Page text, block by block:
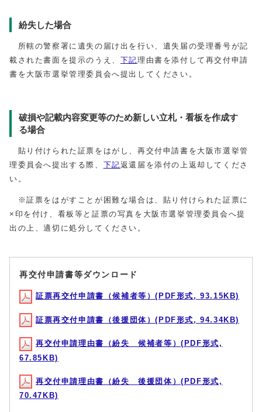
紛失した場合
所轄の警察署に遺失の届け出を行い、遺失届の受理番号が記
載された書面を提示のうえ、 下記理由書を添付して再交付申請
書を大阪市選挙管理委員会へ提出してください。
破損や記載内容変更等のため新しい立札・看板を作成す
る場合
貼り付けられた証票をはがし、再交付申請書を大阪市選挙管
理委員会へ提出する際、 下記返還届を添付の上返却してくださ
い。
※証票をはがすことが困難な場合は、貼り付けられた証票に
×印を付け、看板等と証票の写真を大阪市選挙管理委員会へ提
出の上、適切に処分してください。
再交付申請書等ダウンロード
証票再交付申請書（候補者等）(PDF形式, 93.15KB)
証票再交付申請書（後援団体）(PDF形式, 94.34KB)
再交付申請理由書（紛失 候補者等）(PDF形式,
67.85KB)
再交付申請理由書（紛失 後援団体）(PDF形式,
70.47KB)